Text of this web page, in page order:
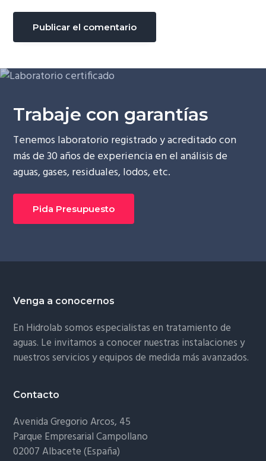
Trabaje con garantías
Tenemos laboratorio registrado y acreditado con
más de 30 años de experiencia en el análisis de
aguas, gases, residuales, lodos, etc.
Pida Presupuesto
Footer
Venga a conocernos
En Hidrolab somos especialistas en tratamiento de
aguas. Le invitamos a conocer nuestras instalaciones y
nuestros servicios y equipos de medida más avanzados.
Contacto
Avenida Gregorio Arcos, 45
Parque Empresarial Campollano
02007 Albacete (España)